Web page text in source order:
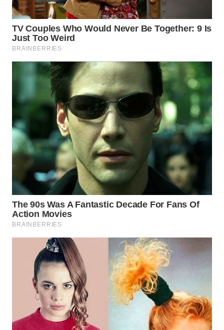
TANJUNG
LESUNG
WN
KARO
WN
SIMALUNGUN
LABUHANBATU
WN
TAPANULI
TENGAH
WN DELI
SERDANG
WN
TEBING
TINGGI
WN
PAKPAK
WN